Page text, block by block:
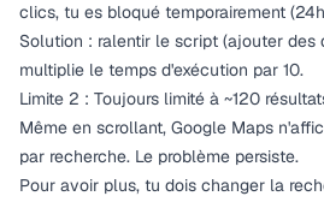
clics, tu es bloqué temporairement
Solution : ralentir le script (ajouter des
multiplie le temps d'exécution par 10.
Limite 2 : Toujours limité à ~120
Même en scrollant, Google Maps
par recherche. Le problème persiste.
Pour avoir plus, tu dois changer la